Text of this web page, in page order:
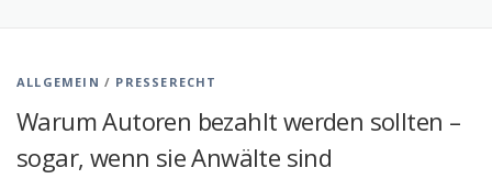
ALLGEMEIN / PRESSERECHT
Warum Autoren bezahlt werden sollten –
sogar, wenn sie Anwälte sind